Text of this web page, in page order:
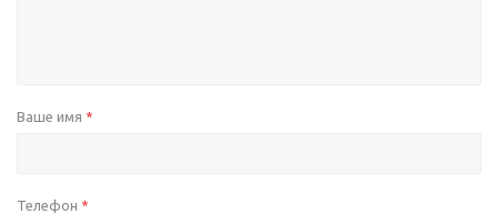
Ваше имя *
Телефон *